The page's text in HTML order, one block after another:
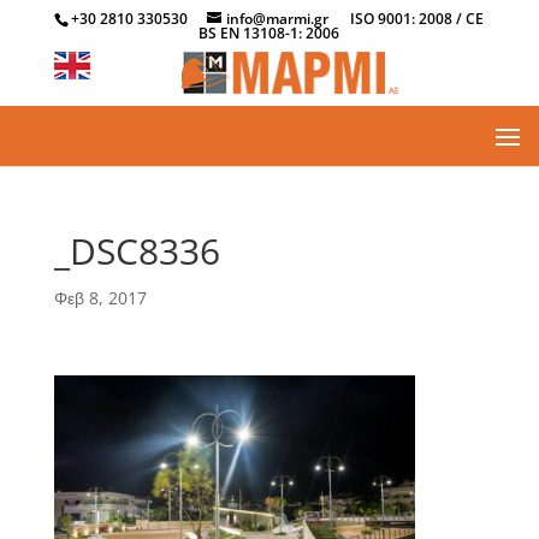
+30 2810 330530 info@marmi.gr ISO 9001: 2008 / CE
BS EN 13108-1: 2006
_DSC8336
Φεβ 8, 2017